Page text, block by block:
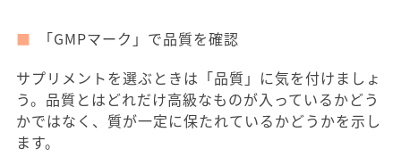
「GMPマーク」で品質を確認
サプリメントを選ぶときは「品質」に気を付けましょ
う。品質とはどれだけ高級なものが入っているかどう
かではなく、質が一定に保たれているかどうかを示し
ます。